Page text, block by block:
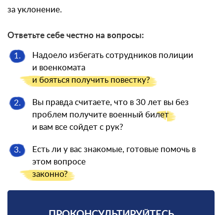
за уклонение.
Ответьте себе честно на вопросы:
1.
Надоело избегать сотрудников полиции
и военкомата
и бояться получить повестку?
2.
Вы правда считаете, что в 30 лет вы без
проблем получите военный билет
и вам все сойдет с рук?
3.
Есть ли у вас знакомые, готовые помочь в
этом вопросе
законно?